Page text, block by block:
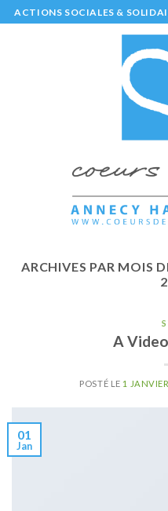
Skip
to
ACTIONS SOCIALES &
ARCHIVES PAR MOIS
A
POSTÉ LE 1
01
Jan